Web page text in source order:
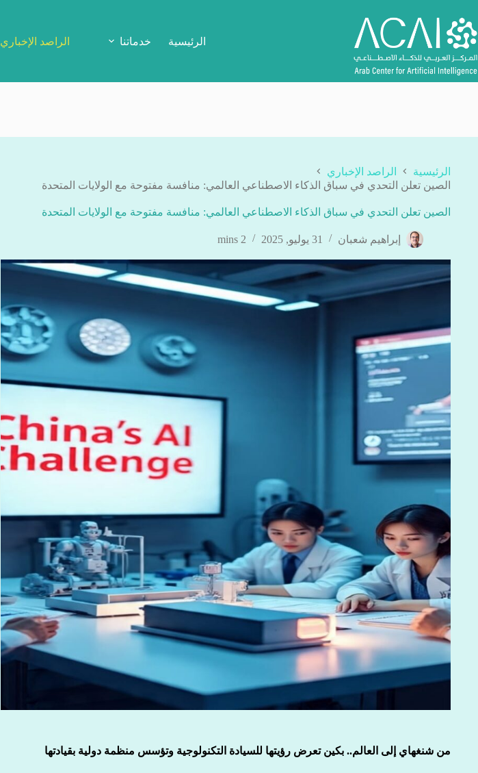
إلى
المحتوى
الرئيسية خدماتنا الراصد الإخباري
الرئيسية
الراصد الإخباري
الصين تعلن التحدي في سباق الذكاء الاصطناعي العالمي: منافسة مفتوحة مع الولايات المتحدة
الصين تعلن التحدي في سباق الذكاء الاصطناعي العالمي: منافسة مفتوحة مع الولايات المتحدة
إبراهيم شعبان 31 يوليو, 2025 2 mins
من شنغهاي إلى العالم.. بكين تعرض رؤيتها للسيادة التكنولوجية وتؤسس منظمة دولية بقيادتها